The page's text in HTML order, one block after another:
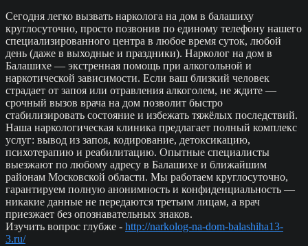
Сегодня легко вызвать нарколога на дом в балашиху
круглосуточно, просто позвонив по единому телефону нашего
специализированного центра в любое время суток, любой
день (даже в выходные и праздники). Нарколог на дом в
Балашихе — экстренная помощь при алкогольной и
наркотической зависимости. Если ваш близкий человек
страдает от запоя или отравления алкоголем, не ждите —
срочный вызов врача на дом позволит быстро
стабилизировать состояние и избежать тяжёлых последствий.
Наша наркологическая клиника предлагает полный комплекс
услуг: вывод из запоя, кодирование, детоксикацию,
психотерапию и реабилитацию. Опытные специалисты
выезжают по любому адресу в Балашихе и ближайшим
районам Московской области. Мы работаем круглосуточно,
гарантируем полную анонимность и конфиденциальность —
никакие данные не передаются третьим лицам, а врач
приезжает без опознавательных знаков.
Изучить вопрос глубже - http://narkolog-na-dom-balashiha13-
3.ru/